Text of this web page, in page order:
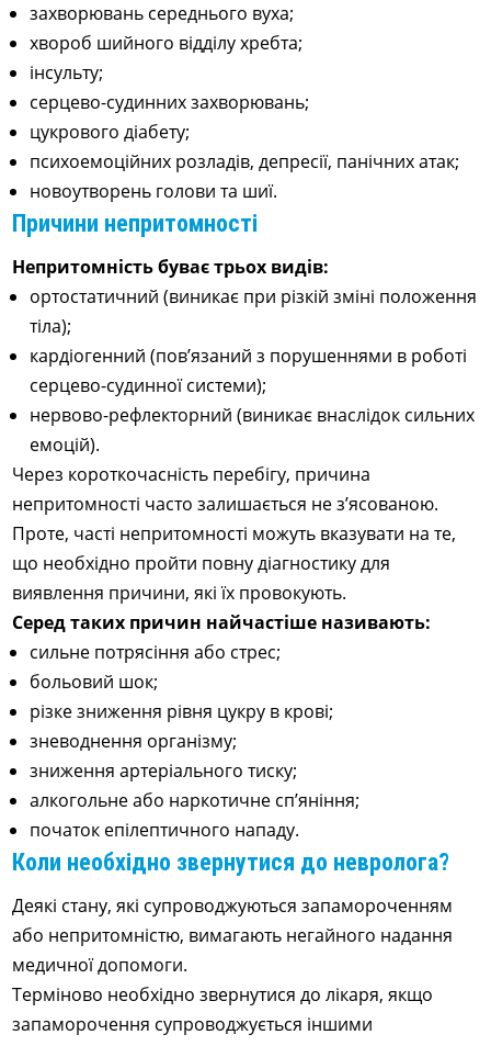
захворювань середнього вуха;
хвороб шийного відділу хребта;
інсульту;
серцево-судинних захворювань;
цукрового діабету;
психоемоційних розладів, депресії, панічних атак;
новоутворень голови та шиї.
Причини непритомності
Непритомність буває трьох видів:
ортостатичний (виникає при різкій зміні положення
тіла);
кардіогенний (пов’язаний з порушеннями в роботі
серцево-судинної системи);
нервово-рефлекторний (виникає внаслідок сильних
емоцій).
Через короткочасність перебігу, причина
непритомності часто залишається не з’ясованою.
Проте, часті непритомності можуть вказувати на те,
що необхідно пройти повну діагностику для
виявлення причини, які їх провокують.
Серед таких причин найчастіше називають:
сильне потрясіння або стрес;
больовий шок;
різке зниження рівня цукру в крові;
зневоднення організму;
зниження артеріального тиску;
алкогольне або наркотичне сп’яніння;
початок епілептичного нападу.
Коли необхідно звернутися до невролога?
Деякі стану, які супроводжуються запамороченням
або непритомністю, вимагають негайного надання
медичної допомоги.
Терміново необхідно звернутися до лікаря, якщо
запаморочення супроводжується іншими